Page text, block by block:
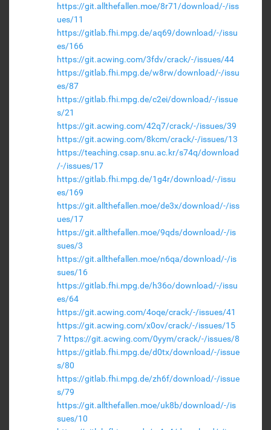
https://git.allthefallen.moe/8r71/download/-/iss
ues/11
https://gitlab.fhi.mpg.de/aq69/download/-/issu
es/166
https://git.acwing.com/3fdv/crack/-/issues/44
https://gitlab.fhi.mpg.de/w8rw/download/-/issu
es/87
https://gitlab.fhi.mpg.de/c2ei/download/-/issue
s/21
https://git.acwing.com/42q7/crack/-/issues/39
https://git.acwing.com/8kcm/crack/-/issues/13
https://teaching.csap.snu.ac.kr/s74q/download
/-/issues/17
https://gitlab.fhi.mpg.de/1g4r/download/-/issu
es/169
https://git.allthefallen.moe/de3x/download/-/iss
ues/17
https://git.allthefallen.moe/9qds/download/-/is
sues/3
https://git.allthefallen.moe/n6qa/download/-/is
sues/16
https://gitlab.fhi.mpg.de/h36o/download/-/issu
es/64
https://git.acwing.com/4oqe/crack/-/issues/41
https://git.acwing.com/x0ov/crack/-/issues/15
7 https://git.acwing.com/0yym/crack/-/issues/8
https://gitlab.fhi.mpg.de/d0tx/download/-/issue
s/80
https://gitlab.fhi.mpg.de/zh6f/download/-/issue
s/79
https://git.allthefallen.moe/uk8b/download/-/is
sues/10